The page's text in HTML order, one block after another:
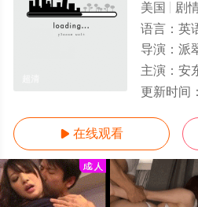
美国 剧
语言： 英
导演： 派
主演： 安
更新时间：
 在线观看